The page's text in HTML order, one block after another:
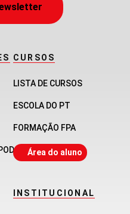
CURSOS
LISTA DE CURSOS
ESCOLA DO PT
FORMAÇÃO FPA
Área do aluno
INSTITUCIONAL